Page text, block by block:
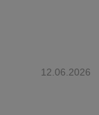
12.06.2026